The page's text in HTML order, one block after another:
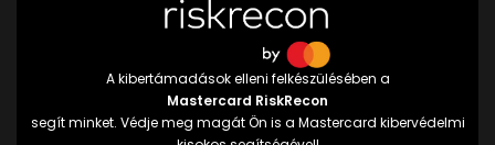
A kibertámadások elleni felkészülésében a
Mastercard RiskRecon
segít minket. Védje meg magát Ön is a Mastercard kibervédelmi